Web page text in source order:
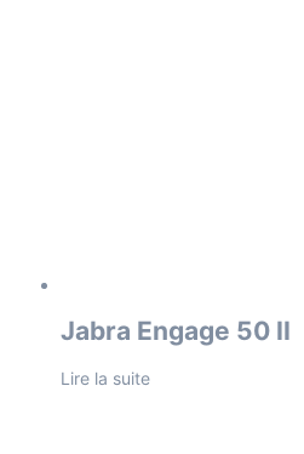
Jabra Engage 50 II
Lire la suite